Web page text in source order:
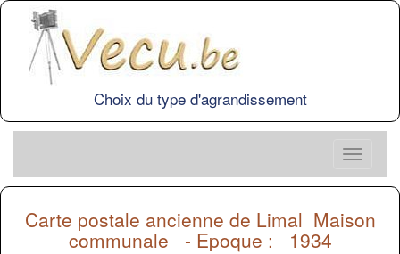
Choix du type d'agrandissement
Carte postale ancienne de Limal Maison
communale - Epoque : 1934